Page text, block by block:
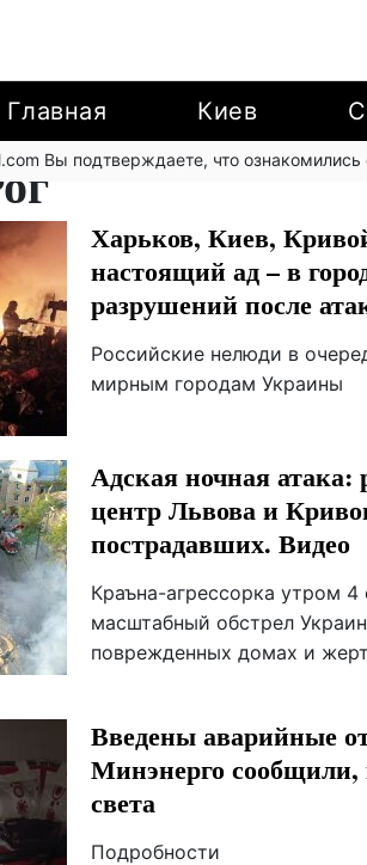
Главная Киев
Вы подтверждаете, что ознакомились
Харьков, Киев,
настоящий ад – в
разрушений после
Российские нелюди в
мирным городам Украины
Адская ночная атака:
центр Львова и
пострадавших. Видео
Краъна-агрессорка утром 4
масштабный обстрел
поврежденных домах и
Введены аварийные
Минэнерго сообщили,
света
Подробности